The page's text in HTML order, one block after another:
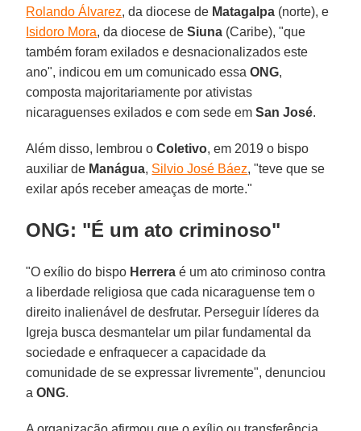
Rolando Álvarez, da diocese de Matagalpa (norte), e
Isidoro Mora, da diocese deSiuna (Caribe), "que
também foram exilados e desnacionalizados este
ano", indicou em um comunicado essaONG,
composta majoritariamente por ativistas
nicaraguenses exilados e com sede emSan José.
Além disso, lembrou oColetivo, em 2019 o bispo
auxiliar de Manágua, Silvio José Báez, "teve que se
exilar após receber ameaças de morte."
ONG: "É um ato criminoso"
"O exílio do bispo Herrera é um ato criminoso contra
a liberdade religiosa que cada nicaraguense tem o
direito inalienável de desfrutar. Perseguir líderes da
Igreja busca desmantelar um pilar fundamental da
sociedade e enfraquecer a capacidade da
comunidade de se expressar livremente", denunciou
aONG.